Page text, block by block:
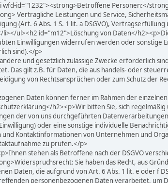
id="1232"><strong>Betroffene Personen:</
Vertragliche Leistungen und Service,
(Art. 6 Abs. 1 S. 1 lit. a DSGVO),
li></ul><h2 id="m12">Löschung von Daten</
Einwilligungen widerrufen werden oder sonstige
sind).</p>
und gesetzlich zulässige Zwecke erforderlich
Das gilt z.B. für Daten, die aus handels- oder
von Rechtsansprüchen oder zum Schutz der
Daten können ferner im Rahmen der
h2><p>Wir bitten Sie, sich
der von uns durchgeführten
oder eine sonstige individuelle
Kontaktinformationen von Unternehmen und
zu prüfen.</p>
stehen als Betroffene nach der DSGVO
Sie haben das Recht, aus
Daten, die aufgrund von Art. 6 Abs. 1 lit. e oder f
personenbezogenen Daten verarbeitet, um